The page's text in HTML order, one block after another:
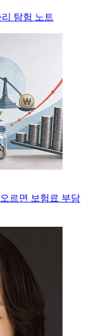
탐험 노트
르면 보험료 부담